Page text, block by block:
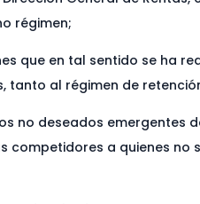
régimen;
que en tal sentido se ha
tanto al régimen de
no deseados emergentes
competidores a quienes